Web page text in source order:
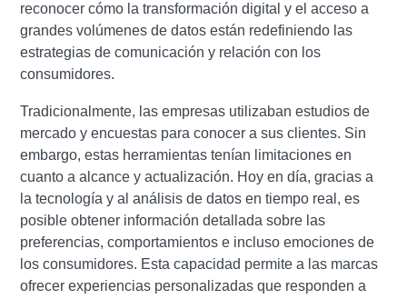
reconocer cómo la transformación digital y el acceso a
grandes volúmenes de datos están redefiniendo las
estrategias de comunicación y relación con los
consumidores.
Tradicionalmente, las empresas utilizaban estudios de
mercado y encuestas para conocer a sus clientes. Sin
embargo, estas herramientas tenían limitaciones en
cuanto a alcance y actualización. Hoy en día, gracias a
la tecnología y al análisis de datos en tiempo real, es
posible obtener información detallada sobre las
preferencias, comportamientos e incluso emociones de
los consumidores. Esta capacidad permite a las marcas
ofrecer experiencias personalizadas que responden a